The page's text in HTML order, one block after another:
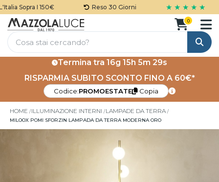
Sopra I 150€ Reso 30 Giorni ★ ★ ★ ★ ★
Cerca
0
Termina tra 16g 15h 5m 29s
RISPARMIA SUBITO SCONTO FINO A 60€*
Codice:PROMOESTATE Copia
HOME ILLUMINAZIONE INTERNI LAMPADE DA TERRA
MILOOX POMI SFORZIN LAMPADA DA TERRA MODERNA ORO